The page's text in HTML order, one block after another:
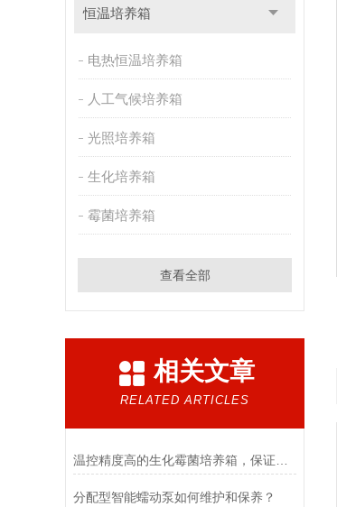
恒温培养箱
电热恒温培养箱
人工气候培养箱
光照培养箱
生化培养箱
霉菌培养箱
查看全部
相关文章
RELATED ARTICLES
分配型智能蠕动泵如何维护和保养？